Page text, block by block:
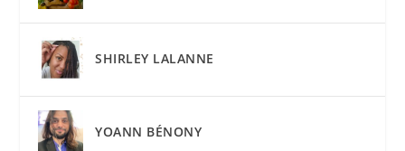
SHIRLEY LALANNE
YOANN BÉNONY